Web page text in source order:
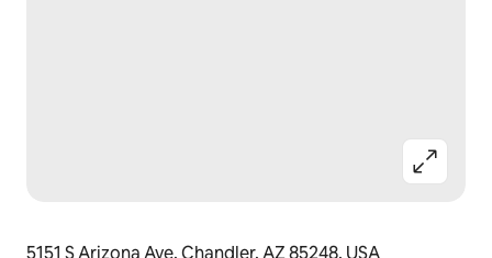
5151 S Arizona Ave, Chandler, AZ 85248, USA